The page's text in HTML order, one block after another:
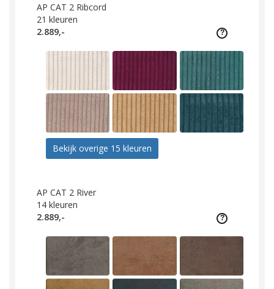
AP CAT 2 Ribcord
21 kleuren
2.889,-
Bekijk overige 15 kleuren
AP CAT 2 River
14 kleuren
2.889,-